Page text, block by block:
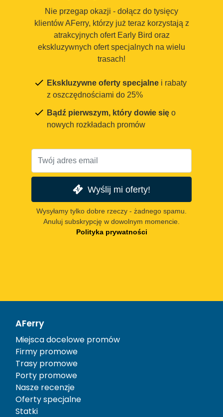
Nie przegap okazji - dołącz do tysięcy
klientów AFerry, którzy już teraz korzystają z
atrakcyjnych ofert Early Bird oraz
ekskluzywnych ofert specjalnych na wielu
trasach!
Ekskluzywne oferty specjalne i rabaty
z oszczędnościami do 25%
Bądź pierwszym, który dowie się o
nowych rozkładach promów
Wyślij mi oferty!
Wysyłamy tylko dobre rzeczy - żadnego spamu.
Anuluj subskrypcję w dowolnym momencie.
Polityka prywatności
AFerry
Miejsca docelowe promów
Firmy promowe
Trasy promowe
Porty promowe
Nasze recenzje
Oferty specjalne
Statki